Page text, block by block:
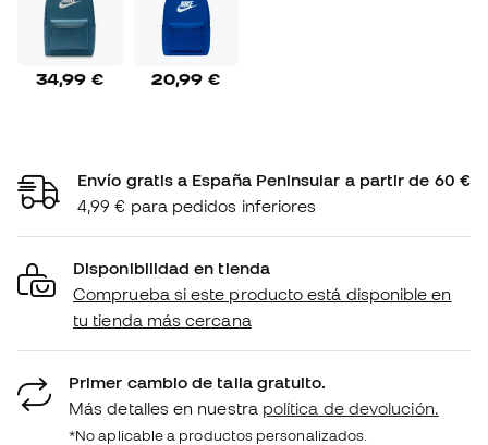
34,99 € 20,99 €
Envío gratis a España Peninsular a partir de 60 €
4,99 € para pedidos inferiores
Disponibilidad en tienda
Comprueba si este producto está disponible en
tu tienda más cercana
Primer cambio de talla gratuito.
Más detalles en nuestra política de devolución.
*No aplicable a productos personalizados.